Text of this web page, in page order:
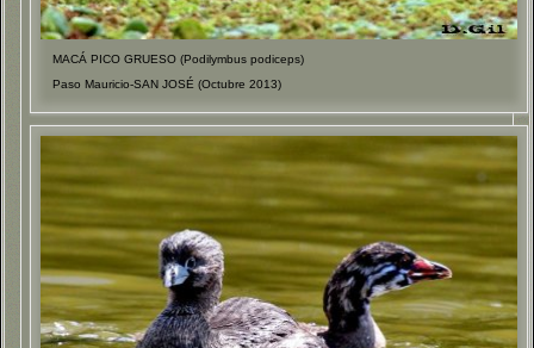
MACÁ PICO GRUESO (Podilymbus podiceps)
Paso Mauricio-SAN JOSÉ (Octubre 2013)